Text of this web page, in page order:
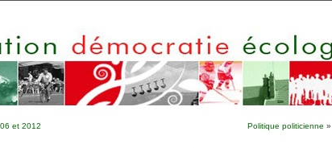
et 2012 Politique politicienne »